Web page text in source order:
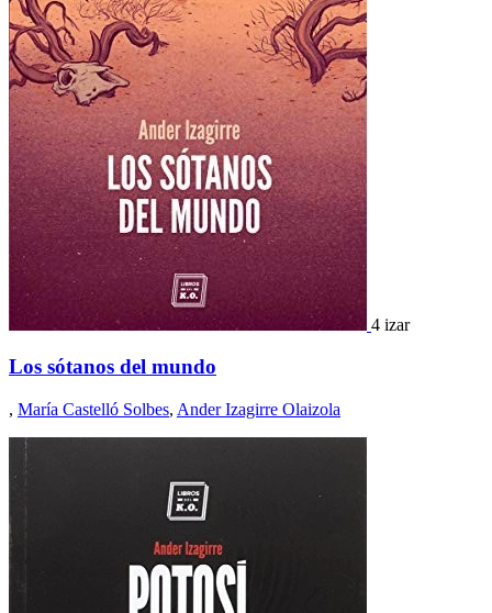
4 izar
Los sótanos del mundo
, María Castelló Solbes, Ander Izagirre Olaizola